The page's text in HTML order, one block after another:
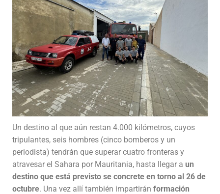
Un destino al que aún restan 4.000 kilómetros, cuyos
tripulantes, seis hombres (cinco bomberos y un
periodista) tendrán que superar cuatro fronteras y
atravesar el Sahara por Mauritania, hasta llegar a un
destino que está previsto se concrete en torno al 26 de
octubre. Una vez allí también impartirán formación